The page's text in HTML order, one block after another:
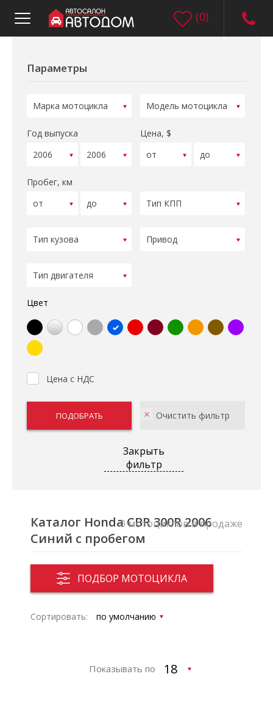
(0)
Параметры
Год выпуска Цена, $
Пробег, км
Цвет
Цена с НДС
Закрыть
фильтр
Каталог Honda CBR 300R 2006
Синий с пробегом
ПОДБОР МОТОЦИКЛА
0 мотоциклов в продаже
Сортировать:
Показывать по